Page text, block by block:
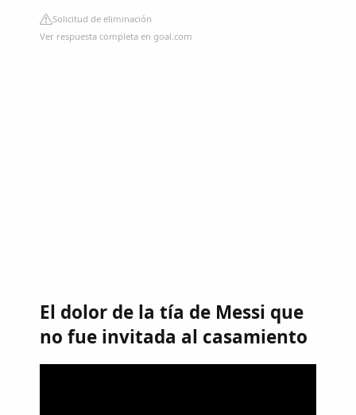
Solicitud de eliminación
Ver respuesta completa en goal.com
El dolor de la tía de Messi que
no fue invitada al casamiento